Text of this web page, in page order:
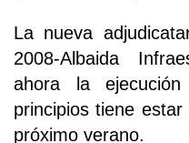
La nueva
2008-Albaida
ahora la
principios tiene
próximo verano.